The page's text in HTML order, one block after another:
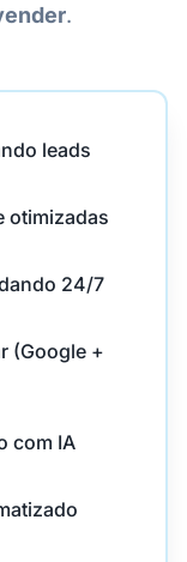
.
leads
otimizadas
24/7
(Google +
com IA